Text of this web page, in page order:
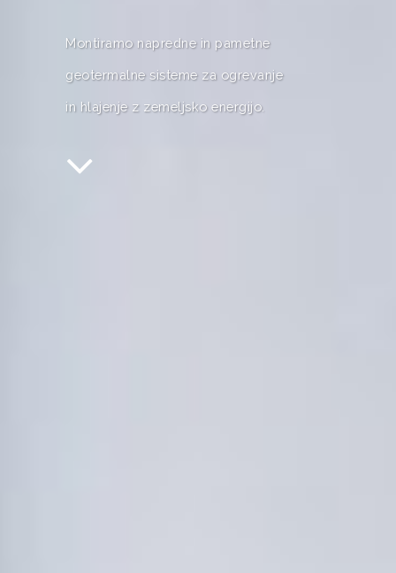
Montiramo napredne in pametne
geotermalne sisteme za ogrevanje
in hlajenje z zemeljsko energijo.